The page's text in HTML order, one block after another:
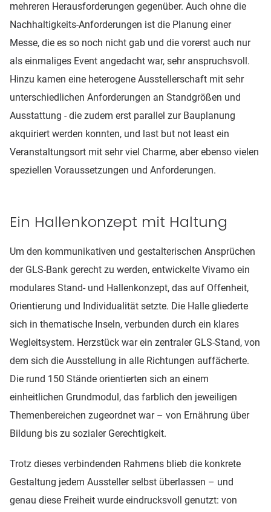
mehreren Herausforderungen gegenüber. Auch ohne die
Nachhaltigkeits-Anforderungen ist die Planung einer
Messe, die es so noch nicht gab und die vorerst auch nur
als einmaliges Event angedacht war, sehr anspruchsvoll.
Hinzu kamen eine heterogene Ausstellerschaft mit sehr
unterschiedlichen Anforderungen an Standgrößen und
Ausstattung - die zudem erst parallel zur Bauplanung
akquiriert werden konnten, und last but not least ein
Veranstaltungsort mit sehr viel Charme, aber ebenso vielen
speziellen Voraussetzungen und Anforderungen.
Ein Hallenkonzept mit Haltung
Um den kommunikativen und gestalterischen Ansprüchen
der GLS-Bank gerecht zu werden, entwickelte Vivamo ein
modulares Stand- und Hallenkonzept, das auf Offenheit,
Orientierung und Individualität setzte. Die Halle gliederte
sich in thematische Inseln, verbunden durch ein klares
Wegleitsystem. Herzstück war ein zentraler GLS-Stand, von
dem sich die Ausstellung in alle Richtungen auffächerte.
Die rund 150 Stände orientierten sich an einem
einheitlichen Grundmodul, das farblich den jeweiligen
Themenbereichen zugeordnet war – von Ernährung über
Bildung bis zu sozialer Gerechtigkeit.
Trotz dieses verbindenden Rahmens blieb die konkrete
Gestaltung jedem Aussteller selbst überlassen – und
genau diese Freiheit wurde eindrucksvoll genutzt: von